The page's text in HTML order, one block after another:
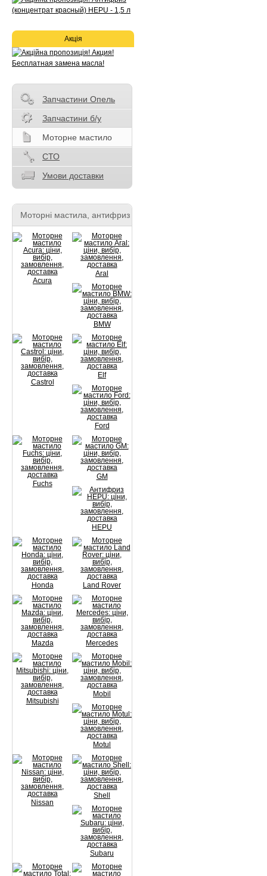
Акція
Запчастини Опель
Запчастини б/у
Моторне мастило
СТО
Умови доставки
Моторні мастила, антифриз
Acura
Aral
BMW
Castrol
Elf
Ford
Fuchs
GM
HEPU
Honda Land Rover
Mazda Mercedes
Mitsubishi
Mobil
Motul
Nissan
Shell
Subaru